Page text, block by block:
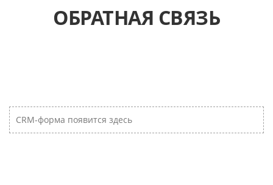
ОБРАТНАЯ СВЯЗЬ
CRM-форма появится здесь